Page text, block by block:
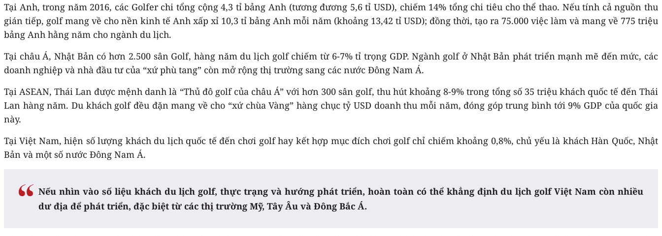
Tại Anh, trong năm 2016, các Golfer chi tổng cộng 4,3 tỉ bảng Anh (tương đương 5,6 tỉ USD), chiếm 14% tổng chi tiêu cho thể thao. Nếu tính cả nguồn thu
gián tiếp, golf mang về cho nền kinh tế Anh xấp xỉ 10,3 tỉ bảng Anh mỗi năm (khoảng 13,42 tỉ USD); đồng thời, tạo ra 75.000 việc làm và mang về 775 triệu
bảng Anh hằng năm cho ngành du lịch.
Tại châu Á, Nhật Bản có hơn 2.500 sân Golf, hàng năm du lịch golf chiếm từ 6-7% tỉ trọng GDP. Ngành golf ở Nhật Bản phát triển mạnh mẽ đến mức, các
doanh nghiệp và nhà đầu tư của “xứ phù tang” còn mở rộng thị trường sang các nước Đông Nam Á.
Tại ASEAN, Thái Lan được mệnh danh là “Thủ đô golf của châu Á” với hơn 300 sân golf, thu hút khoảng 8-9% trong tổng số 35 triệu khách quốc tế đến Thái
Lan hàng năm. Du khách golf đều đặn mang về cho “xứ chùa Vàng” hàng chục tỷ USD doanh thu mỗi năm, đóng góp trung bình tới 9% GDP của quốc gia
này.
Tại Việt Nam, hiện số lượng khách du lịch quốc tế đến chơi golf hay kết hợp mục đích chơi golf chỉ chiếm khoảng 0,8%, chủ yếu là khách Hàn Quốc, Nhật
Bản và một số nước Đông Nam Á.
Nếu nhìn vào số liệu khách du lịch golf, thực trạng và hướng phát triển, hoàn toàn có thể khẳng định du lịch golf Việt Nam còn nhiều
dư địa để phát triển, đặc biệt từ các thị trường Mỹ, Tây Âu và Đông Bắc Á.